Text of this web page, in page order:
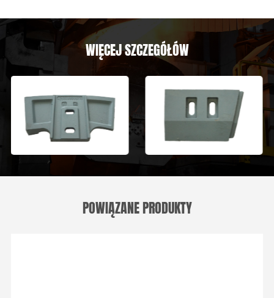
WIĘCEJ SZCZEGÓŁÓW
POWIĄZANE PRODUKTY